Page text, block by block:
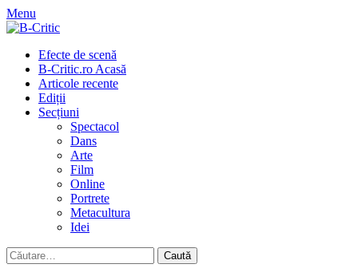
Skip
to
Menu
Primary
Menu
Efecte de scenă
B-Critic.ro Acasă
Articole recente
Ediții
Secțiuni
Spectacol
Dans
Arte
Film
Online
Portrete
Metacultura
Idei
Caută
după: